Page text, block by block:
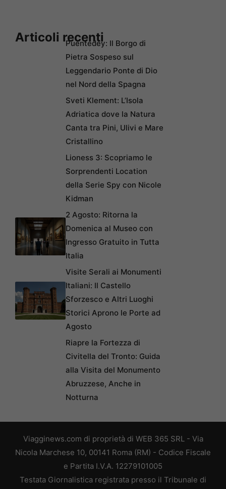
Articoli recentiPuentedey: Il Borgo di
Pietra Sospeso sul
Leggendario Ponte di Dio
nel Nord della Spagna
Sveti Klement: L’Isola
Adriatica dove la Natura
Canta tra Pini, Ulivi e Mare
Cristallino
Lioness 3: Scopriamo le
Sorprendenti Location
della Serie Spy con Nicole
Kidman
2 Agosto: Ritorna la
Domenica al Museo con
Ingresso Gratuito in Tutta
Italia
Visite Serali ai Monumenti
Italiani: Il Castello
Sforzesco e Altri Luoghi
Storici Aprono le Porte ad
Agosto
Riapre la Fortezza di
Civitella del Tronto: Guida
alla Visita del Monumento
Abruzzese, Anche in
Notturna
Viagginews.com di proprietà di WEB 365 SRL - Via
Nicola Marchese 10, 00141 Roma (RM) - Codice Fiscale
e Partita I.V.A. 12279101005
Testata Giornalistica registrata presso il Tribunale di